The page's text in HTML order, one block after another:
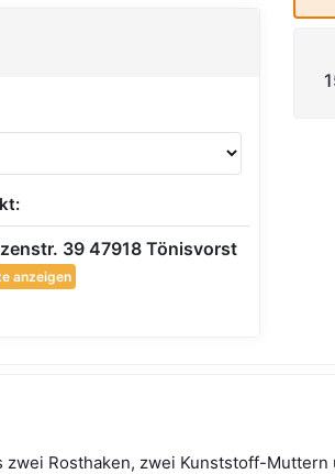
39 47918 Tönisvorst
anzeigen
Rosthaken, zwei Kunststoff-Muttern